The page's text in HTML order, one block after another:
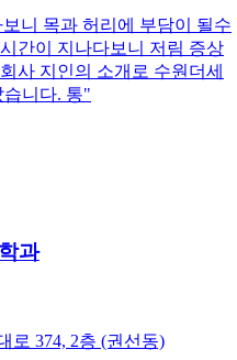
니 목과 허리에 부담이 될수
간이 지나다보니 저림 증상
사 지인의 소개로 수원더세
니다. 통"
과
로 374, 2층 (권선동)